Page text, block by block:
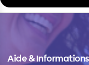
Aide & Informations